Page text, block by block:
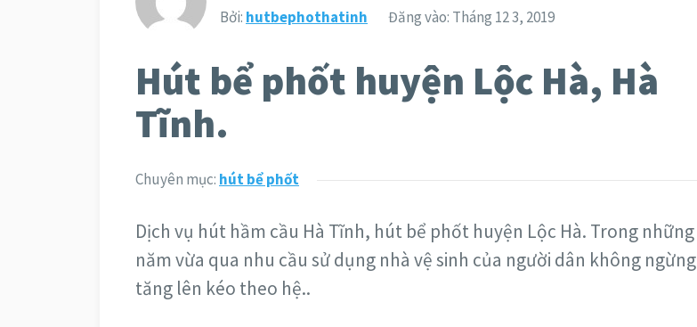
Bởi: hutbephothatinh Đăng vào: Tháng 12 3, 2019
Hút bể phốt huyện Lộc Hà, Hà
Tĩnh.
Chuyên mục: hút bể phốt
Dịch vụ hút hầm cầu Hà Tĩnh, hút bể phốt huyện Lộc Hà. Trong những
năm vừa qua nhu cầu sử dụng nhà vệ sinh của người dân không ngừng
tăng lên kéo theo hệ..